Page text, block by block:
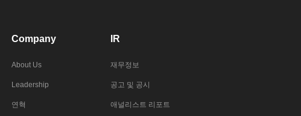
Company
About Us
Leadership
연혁
IR
재무정보
공고 및 공시
애널리스트 리포트